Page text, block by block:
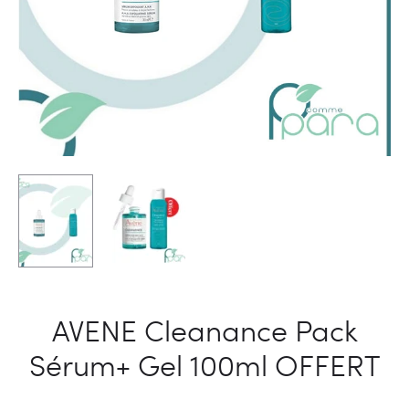
AVENE Cleanance Pack
Sérum+ Gel 100ml OFFERT